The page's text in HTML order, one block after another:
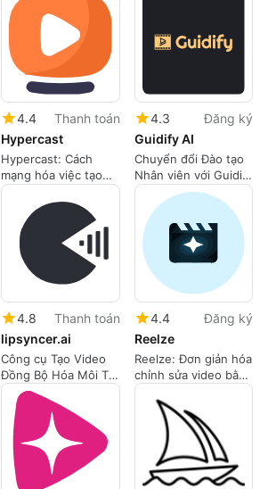
4.4
Thanh toán
Hypercast
Hypercast: Cách
mạng hóa việc tạo
video cá nhân hóa
4.3
Đăng ký
Guidify AI
Chuyển đổi Đào tạo
Nhân viên với Guidify
AI
4.8
Thanh toán
lipsyncer.ai
Công cụ Tạo Video
Đồng Bộ Hóa Môi Tự
Động
4.4
Đăng ký
Reelze
Reelze: Đơn giản hóa
chỉnh sửa video bằng
AI